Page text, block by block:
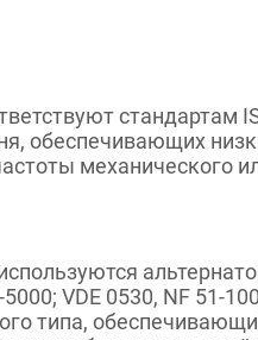
стандартам
обеспечивающих
механического
5000; VDE 0530, NF 51-
типа,